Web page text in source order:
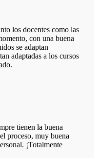
los docentes como las
con una buena
se adaptan
adaptadas a los cursos
tienen la buena
proceso, muy buena
¡Totalmente